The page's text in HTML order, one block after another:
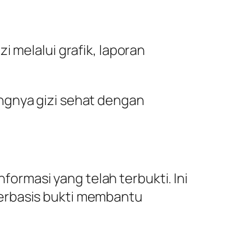
melalui grafik, laporan
gizi sehat dengan
yang telah terbukti. Ini
bukti membantu